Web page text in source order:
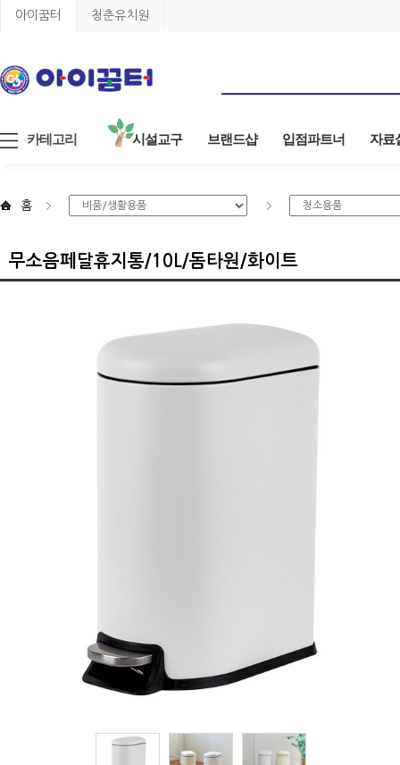
아이꿈터 청춘유치원
카테고리 시설교구 브랜드샵 입점파트너 자료
홈
무소음페달휴지통/10L/돔타원/화이트